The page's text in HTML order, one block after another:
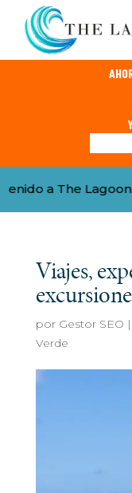
a The Lagoon
Viajes,
por Gestor SEO
Verde